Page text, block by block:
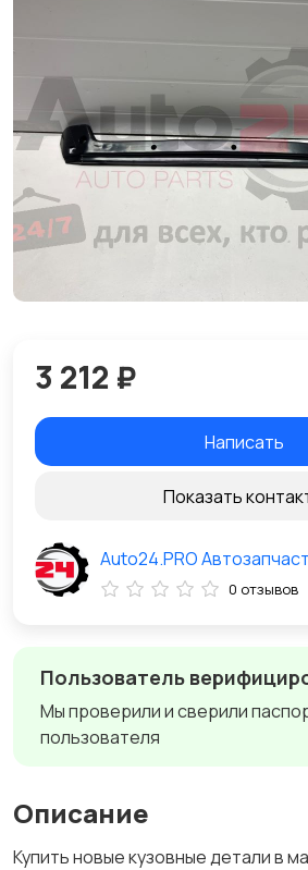
Пользователь
Мы проверили и сверили
пользователя
Описание
Купить новые кузовные детали в
3 212 ₽
Написать
Показать
Auto24.PRO
0 отзывов